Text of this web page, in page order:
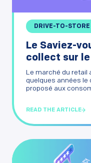
DRIVE-TO-STORE
Le Saviez-
collect sur
Le marché du retail
quelques années le
proposé aux
READ THE ARTICLE